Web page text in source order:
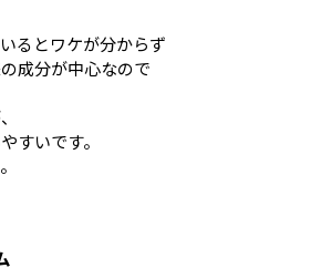
るとワケが分からず
成分が中心なので
すいです。